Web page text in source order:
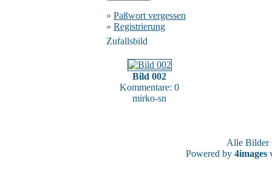
» Paßwort vergessen
» Registrierung
Zufallsbild
Bild 002
Kommentare: 0
mirko-sn
Alle
Powered by 4images